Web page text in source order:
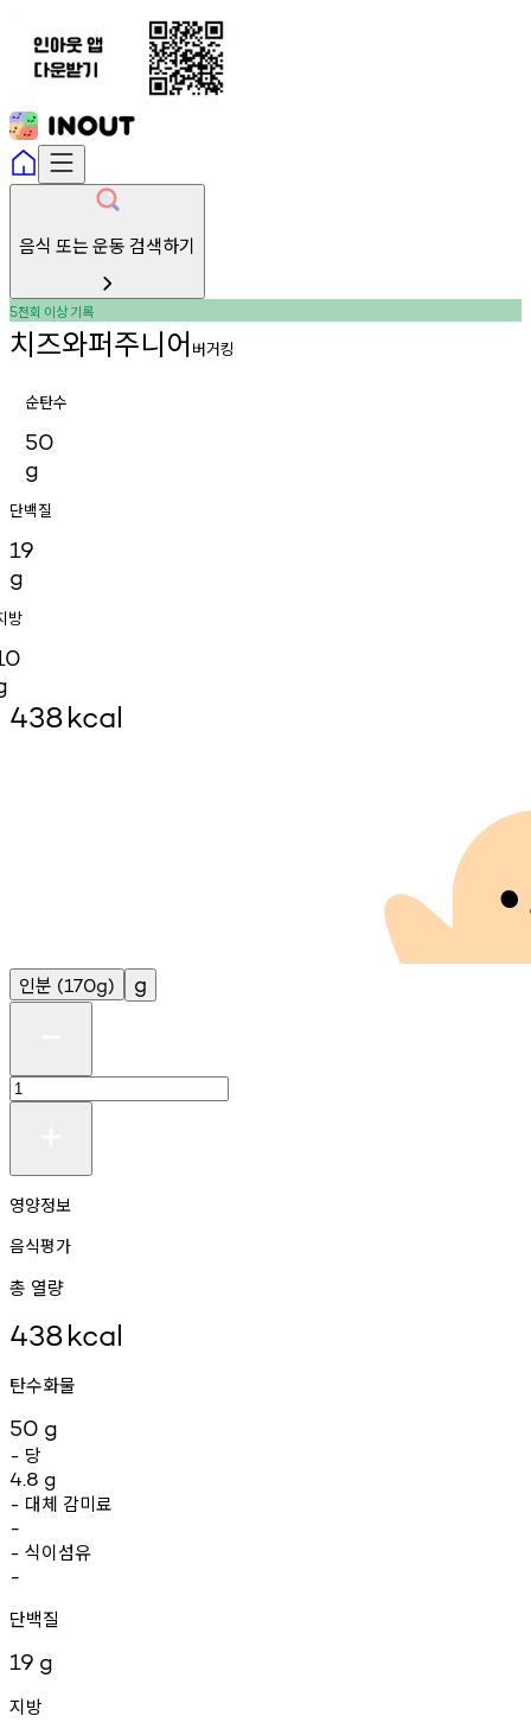
음식 또는 운동 검색하기
5천회 이상기록
치즈와퍼주니어버거킹
순탄수
50
g
단백질
19
g
방
438kcal
인분 (170g) g
영양정보
음식평가
총 열량
438kcal
탄수화물
50 g
- 당
4.8 g
- 대체 감미료
-
- 식이섬유
-
단백질
19 g
지방